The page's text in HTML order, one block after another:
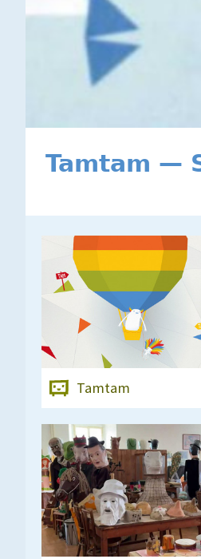
Tamtam —
Tamtam